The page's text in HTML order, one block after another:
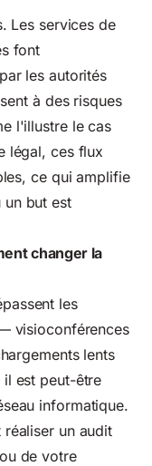
Les services de
font
les autorités
à des risques
l'illustre le cas
légal, ces flux
ce qui amplifie
un but est
changer la
les
visioconférences
lents
est peut-être
informatique.
un audit
de votre